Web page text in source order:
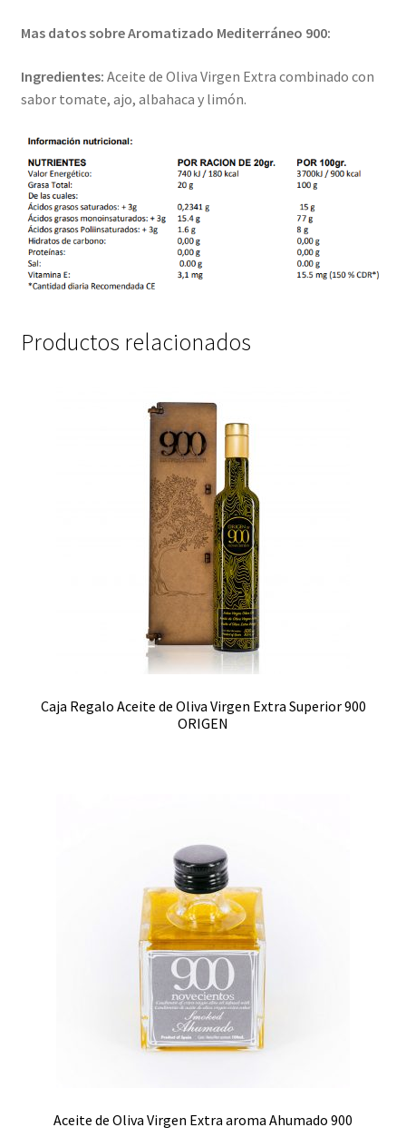
Mas datos sobre Aromatizado Mediterráneo 900:
Ingredientes: Aceite de Oliva Virgen Extra combinado con
sabor tomate, ajo, albahaca y limón.
Productos relacionados
Caja Regalo Aceite de Oliva Virgen Extra Superior 900
ORIGEN
Aceite de Oliva Virgen Extra aroma Ahumado 900